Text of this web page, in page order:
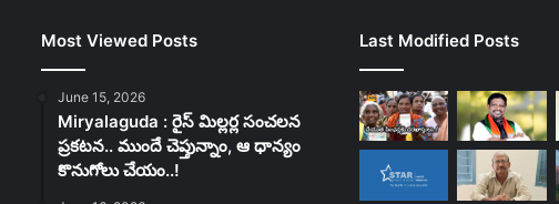
Most Viewed Posts
June 15, 2026
Miryalaguda : రైస్ మిల్లర్ల సంచలన
ప్రకటన.. ముందే చెప్తున్నాం, ఆ ధాన్యం
కొనుగోలు చేయం..!
Last Modified Posts